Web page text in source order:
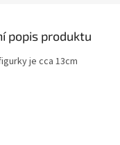
popis produktu
je cca 13cm